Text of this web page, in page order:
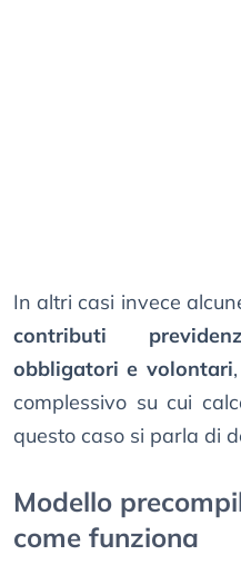
In altri casi invece
contributi
obbligatori e volontari
complessivo su cui
questo caso si parla di
Modello
come funziona